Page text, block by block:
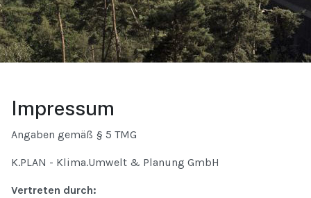
Impressum
Angaben gemäß § 5 TMG
K.PLAN - Klima.Umwelt & Planung GmbH
Vertreten durch: